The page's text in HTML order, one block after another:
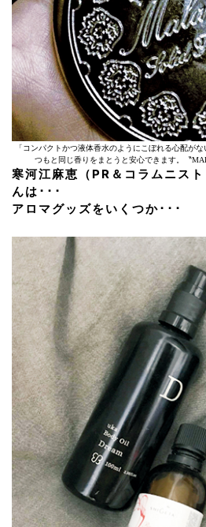
「コンパクトかつ液体香水のようにこぼれる心配が
つもと同じ香りをまとうと安心できます。〝
寒河江麻恵（PR＆コラムニス
んは･･･
アロマグッズをいくつか･･･